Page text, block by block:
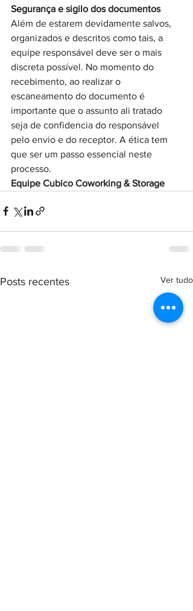
Segurança e sigilo dos documentos
Além de estarem devidamente salvos,
organizados e descritos como tais, a
equipe responsável deve ser o mais
discreta possível. No momento do
recebimento, ao realizar o
escaneamento do documento é
importante que o assunto ali tratado
seja de confidencia do responsável
pelo envio e do receptor. A ética tem
que ser um passo essencial neste
processo.
Equipe Cubico Coworking & Storage
Posts recentes Ver tudo